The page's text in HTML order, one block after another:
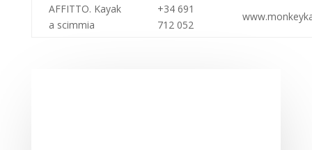
AFFITTO. Kayak
a scimmia
+34 691
712 052